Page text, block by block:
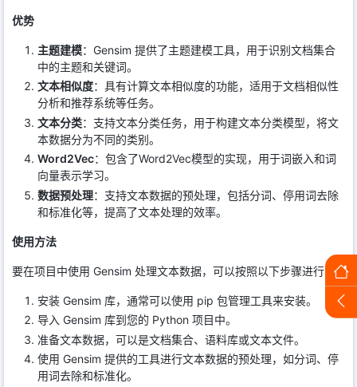
优势
主题建模：Gensim 提供了主题建模工具，用于识别文档集合
中的主题和关键词。
文本相似度：具有计算文本相似度的功能，适用于文档相似性
分析和推荐系统等任务。
文本分类：支持文本分类任务，用于构建文本分类模型，将文
本数据分为不同的类别。
Word2Vec：包含了Word2Vec模型的实现，用于词嵌入和词
向量表示学习。
数据预处理：支持文本数据的预处理，包括分词、停用词去除
和标准化等，提高了文本处理的效率。
使用方法
要在项目中使用 Gensim 处理文本数据，可以按照以下步骤进行：
安装 Gensim 库，通常可以使用 pip 包管理工具来安装。
导入 Gensim 库到您的 Python 项目中。
准备文本数据，可以是文档集合、语料库或文本文件。
使用 Gensim 提供的工具进行文本数据的预处理，如分词、停
用词去除和标准化。